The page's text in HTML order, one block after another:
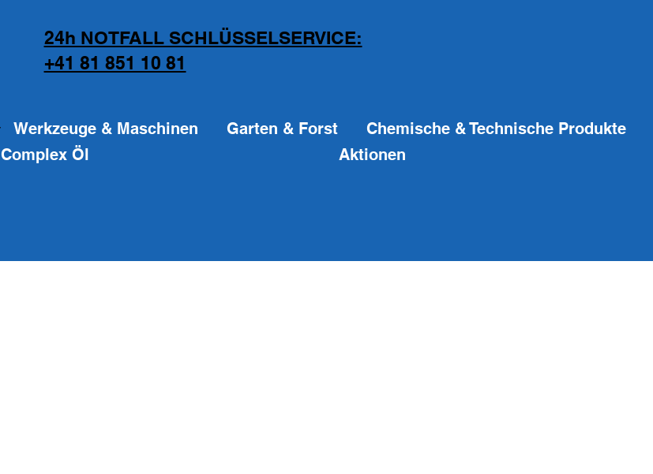
24h NOTFALL SCHLÜSSELSERVICE:
+41 81 851 10 81
Werkzeuge & Maschinen Garten & Forst
Chemische & Technische Produkte
Complex Öl Aktionen